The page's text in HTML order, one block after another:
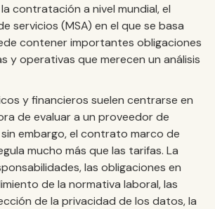
contratación a nivel mundial, el
servicios (MSA) en el que se basa
contener importantes obligaciones
y operativas que merecen un análisis
y financieros suelen centrarse en
de evaluar a un proveedor de
sin embargo, el contrato marco de
mucho más que las tarifas. La
las obligaciones en
de la normativa laboral, las
de la privacidad de los datos, la